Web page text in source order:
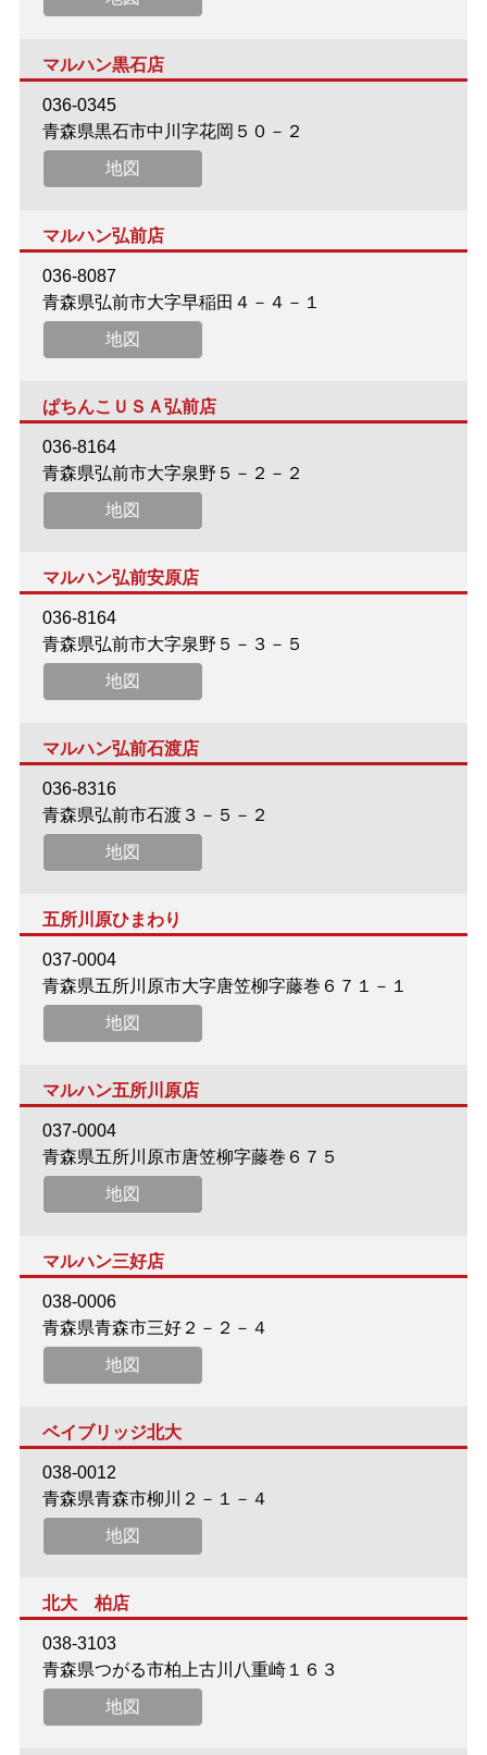
マルハン黒石店
036-0345
青森県黒石市中川字花岡５０－２
地図
マルハン弘前店
036-8087
青森県弘前市大字早稲田４－４－１
地図
ぱちんこＵＳＡ弘前店
036-8164
青森県弘前市大字泉野５－２－２
地図
マルハン弘前安原店
036-8164
青森県弘前市大字泉野５－３－５
地図
マルハン弘前石渡店
036-8316
青森県弘前市石渡３－５－２
地図
五所川原ひまわり
037-0004
青森県五所川原市大字唐笠柳字藤巻６７１－１
地図
マルハン五所川原店
037-0004
青森県五所川原市唐笠柳字藤巻６７５
地図
マルハン三好店
038-0006
青森県青森市三好２－２－４
地図
ベイブリッジ北大
038-0012
青森県青森市柳川２－１－４
地図
北大 柏店
038-3103
青森県つがる市柏上古川八重崎１６３
地図